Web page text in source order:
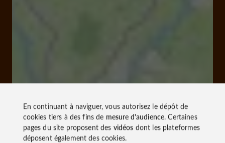
En continuant à naviguer, vous autorisez le dépôt de
cookies tiers à des fins de mesure d'audience. Certaines
pages du site proposent des vidéos dont les plateformes
déposent également des cookies.